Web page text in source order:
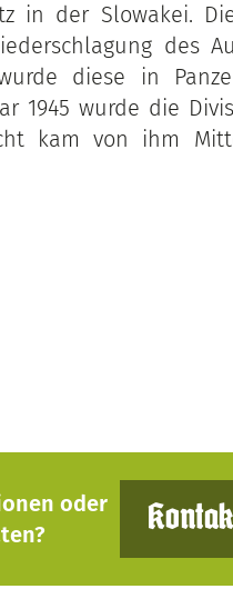
in der Slowakei.
des
diese in
1945 wurde die
kam von ihm
oder